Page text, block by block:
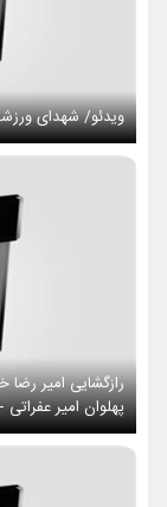
ویدئو/ شهدای
رازگشایی امیر
پهلوان امیر عفراتی